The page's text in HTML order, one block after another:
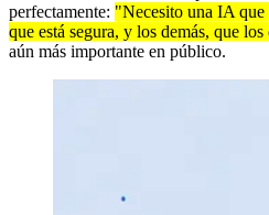
perfectamente: "Necesito una IA que
que está segura, y los demás, que
aún más importante en público.